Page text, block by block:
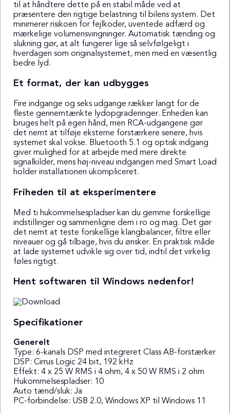
til at håndtere dette på en stabil måde ved at
præsentere den rigtige belastning til bilens system. Det
minimerer risikoen for fejlkoder, uventede adfærd og
mærkelige volumensvingninger. Automatisk tænding og
slukning gør, at alt fungerer lige så selvfølgeligt i
hverdagen som originalsystemet, men med en væsentlig
bedre lyd.
Et format, der kan udbygges
Fire indgange og seks udgange rækker langt for de
fleste gennemtænkte lydopgraderinger. Enheden kan
bruges helt på egen hånd, men RCA-udgangene gør
det nemt at tilføje eksterne forstærkere senere, hvis
systemet skal vokse. Bluetooth 5.1 og optisk indgang
giver mulighed for at arbejde med mere direkte
signalkilder, mens høj-niveau indgangen med Smart Load
holder installationen ukompliceret.
Friheden til at eksperimentere
Med ti hukommelsespladser kan du gemme forskellige
indstillinger og sammenligne dem i ro og mag. Det gør
det nemt at teste forskellige klangbalancer, filtre eller
niveauer og gå tilbage, hvis du ønsker. En praktisk måde
at lade systemet udvikle sig over tid, indtil det virkelig
føles rigtigt.
Hent softwaren til Windows nedenfor!
Specifikationer
Generelt
Type: 6-kanals DSP med integreret Class AB-forstærker
DSP: Cirrus Logic 24 bit, 192 kHz
Effekt: 4 x 25 W RMS i 4 ohm, 4 x 50 W RMS i 2 ohm
Hukommelsespladser: 10
Auto tænd/sluk: Ja
PC-forbindelse: USB 2.0, Windows XP til Windows 11